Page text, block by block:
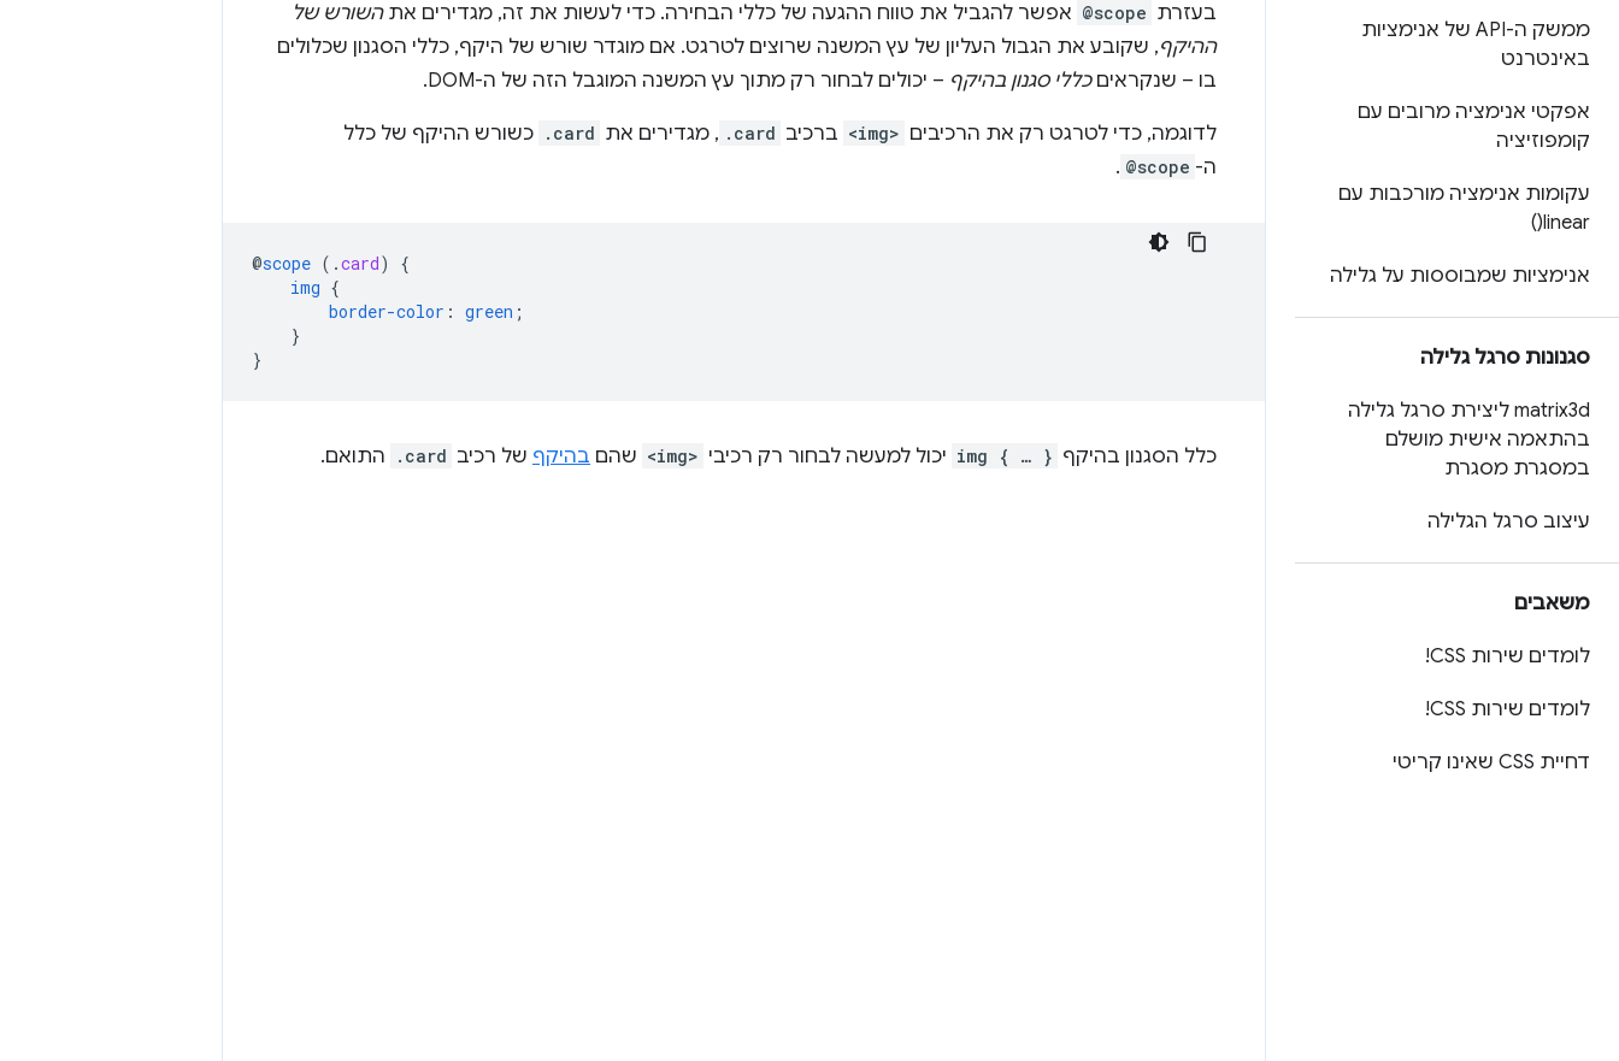
ממשק ה-API של אנימציות
באינטרנט
אפקטי אנימציה מרובים עם
קומפוזיציה
עקומות אנימציה מורכבות עם
linear(
)
אנימציות שמבוססות על גלילה
סגנונות סרגל גלילה
matrix3d ליצירת סרגל גלילה
בהתאמה אישית מושלם
במסגרת מסגרת
עיצוב סרגל הגלילה
משאבים
לומדים שירות CSS!
לומדים שירות CSS!
דחיית CSS שאינו קריטי
בעזרת @scope אפשר להגביל את טווח ההגעה של כללי הבחירה. כדי לעשות את זה, מגדירים אתהשורש של
ההיקף, שקובע את הגבול העליון של עץ המשנה שרוצים לטרגט. אם מוגדר שורש של היקף, כללי הסגנון שכלולים
בו – שנקראיםכללי סגנון בהיקף – יכולים לבחור רק מתוך עץ המשנה המוגבל הזה של ה-DOM.
לדוגמה, כדי לטרגט רק את הרכיבים <img> ברכיב .card , מגדירים את .card כשורש ההיקף של כלל
ה- @scope
.
@scope ( .card)
{
img {
border-color : green ;
}
}
כלל הסגנון בהיקף img { … } יכול למעשה לבחור רק רכיבי <img> שהם בהיקף של רכיב .card התואם.